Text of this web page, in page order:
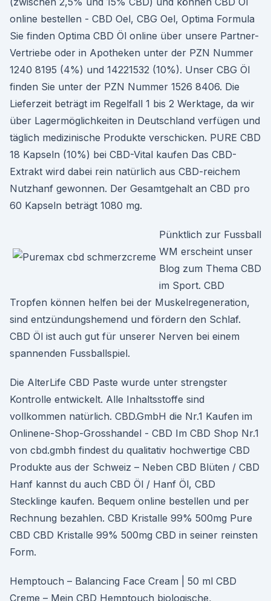
online bestellen - CBD Oel, CBG Oel, Optima Formula
Sie finden Optima CBD Öl online über unsere Partner-
Vertriebe oder in Apotheken unter der PZN Nummer
1240 8195 (4%) und 14221532 (10%). Unser CBG Öl
finden Sie unter der PZN Nummer 1526 8406. Die
Lieferzeit beträgt im Regelfall 1 bis 2 Werktage, da wir
über Lagermöglichkeiten in Deutschland verfügen und
täglich medizinische Produkte verschicken. PURE CBD
18 Kapseln (10%) bei CBD-Vital kaufen Das CBD-
Extrakt wird dabei rein natürlich aus CBD-reichem
Nutzhanf gewonnen. Der Gesamtgehalt an CBD pro
60 Kapseln beträgt 1080 mg.
Pünktlich zur Fussball
WM erscheint unser
Blog zum Thema CBD
im Sport. CBD
Tropfen können helfen bei der Muskelregeneration,
sind entzündungshemend und fördern den Schlaf.
CBD Öl ist auch gut für unserer Nerven bei einem
spannenden Fussballspiel.
Die AlterLife CBD Paste wurde unter strengster
Kontrolle entwickelt. Alle Inhaltsstoffe sind
vollkommen natürlich. CBD.GmbH die Nr.1 Kaufen im
Onlinene-Shop-Grosshandel - CBD Im CBD Shop Nr.1
von cbd.gmbh findest du qualitativ hochwertige CBD
Produkte aus der Schweiz – Neben CBD Blüten / CBD
Hanf kannst du auch CBD Öl / Hanf Öl, CBD
Stecklinge kaufen. Bequem online bestellen und per
Rechnung bezahlen. CBD Kristalle 99% 500mg Pure
CBD CBD Kristalle 99% 500mg CBD in seiner reinsten
Form.
Hemptouch – Balancing Face Cream | 50 ml CBD
Creme – Mein CBD Hemptouch biologische,